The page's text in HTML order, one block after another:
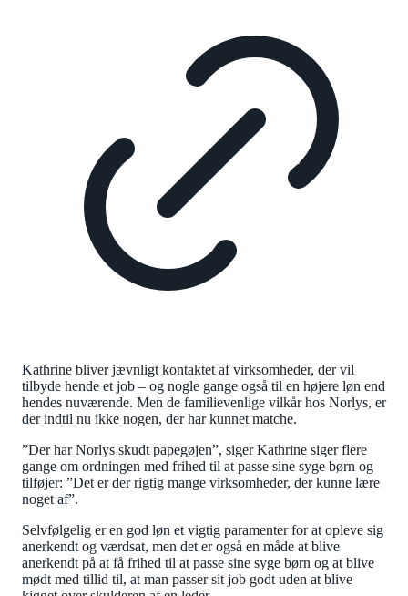
Kathrine bliver jævnligt kontaktet af virksomheder, der vil
tilbyde hende et job – og nogle gange også til en højere løn end
hendes nuværende. Men de familievenlige vilkår hos Norlys, er
der indtil nu ikke nogen, der har kunnet matche.
”Der har Norlys skudt papegøjen”, siger Kathrine siger flere
gange om ordningen med frihed til at passe sine syge børn og
tilføjer: ”Det er der rigtig mange virksomheder, der kunne lære
noget af”.
Selvfølgelig er en god løn et vigtig paramenter for at opleve sig
anerkendt og værdsat, men det er også en måde at blive
anerkendt på at få frihed til at passe sine syge børn og at blive
mødt med tillid til, at man passer sit job godt uden at blive